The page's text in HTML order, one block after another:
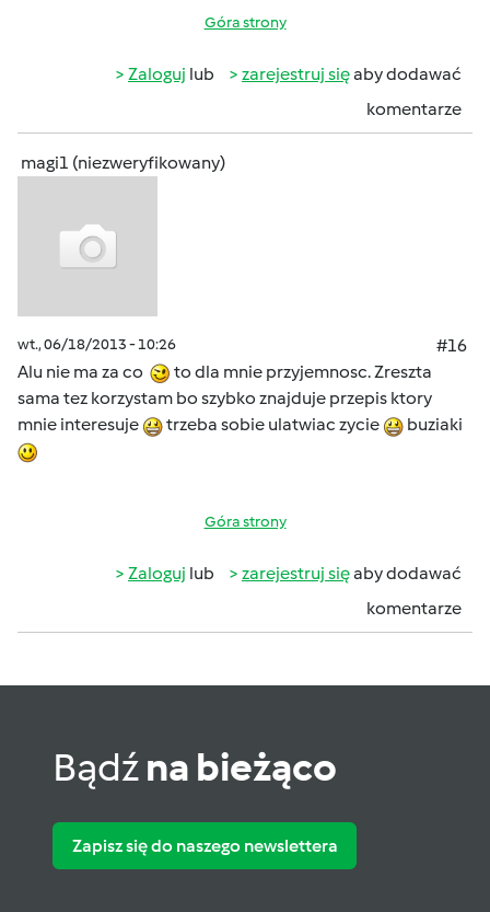
Góra strony
Zaloguj lub zarejestruj sięaby dodawać
komentarze
magi1 (niezweryfikowany)
wt., 06/18/2013 - 10:26
#16
Alu nie ma za co
to dla mnie przyjemnosc. Zreszta
sama tez korzystam bo szybko znajduje przepis ktory
mnie interesuje
trzeba sobie ulatwiac zycie buziaki
Góra strony
Zaloguj lub zarejestruj sięaby dodawać
komentarze
Bądźna bieżąco
Zapisz się do naszego newslettera